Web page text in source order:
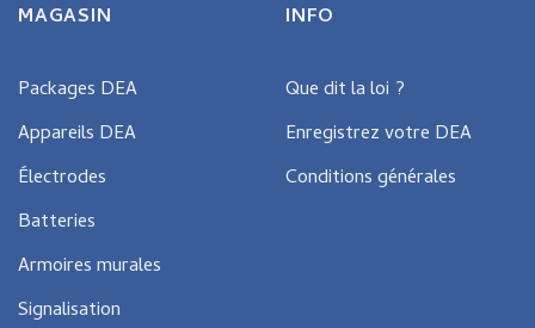
MAGASIN
Packages DEA
Appareils DEA
Électrodes
Batteries
Armoires murales
Signalisation
INFO
Que dit la loi ?
Enregistrez votre DEA
Conditions générales